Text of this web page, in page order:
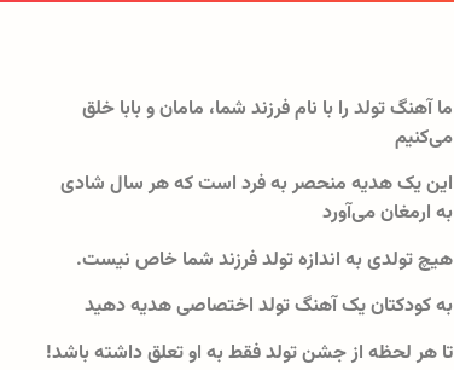
ما آهنگ تولد را با نام فرزند شما، مامان و بابا خلق
می‌کنیم
این یک هدیه منحصر به فرد است که هر سال شادی
به ارمغان می‌آورد
هیچ تولدی به اندازه تولد فرزند شما خاص نیست.
به کودکتان یک آهنگ تولد اختصاصی هدیه دهید
تا هر لحظه از جشن تولد فقط به او تعلق داشته باشد!